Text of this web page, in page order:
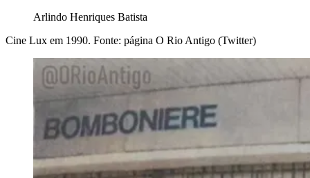
Arlindo Henriques Batista
Cine Lux em 1990. Fonte: página O Rio Antigo (Twitter)